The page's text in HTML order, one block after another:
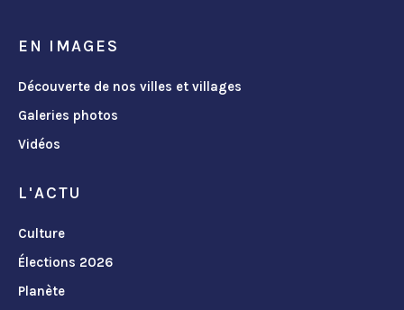
EN IMAGES
Découverte de nos villes et villages
Galeries photos
Vidéos
L'ACTU
Culture
Élections 2026
Planète